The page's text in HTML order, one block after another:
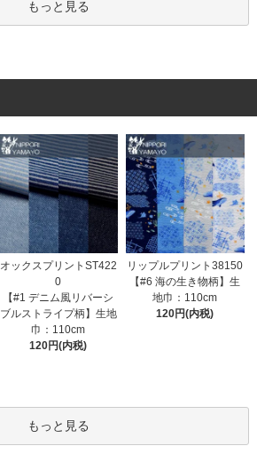
もっと見る
オックスプリントST422
0
【#1 デニム風リバーシ
ブルストライプ柄】生地
巾：110cm
120円(内税)
リップルプリント38150
【#6 海の生き物柄】生
地巾：110cm
120円(内税)
もっと見る